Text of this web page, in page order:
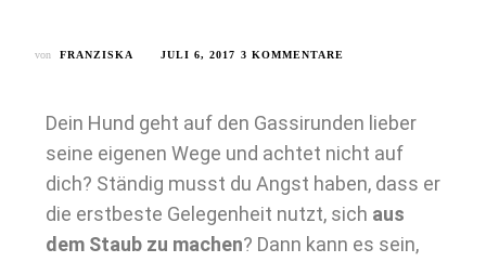
von FRANZISKA JULI 6, 2017 3 KOMMENTARE
Dein Hund geht auf den Gassirunden lieber
seine eigenen Wege und achtet nicht auf
dich? Ständig musst du Angst haben, dass er
die erstbeste Gelegenheit nutzt, sich aus
dem Staub zu machen? Dann kann es sein,